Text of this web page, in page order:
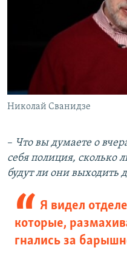
Николай Сванидзе
– Что вы думаете о
себя полиция, сколько
будут ли они выходить
Я видел
которые,
гнались за